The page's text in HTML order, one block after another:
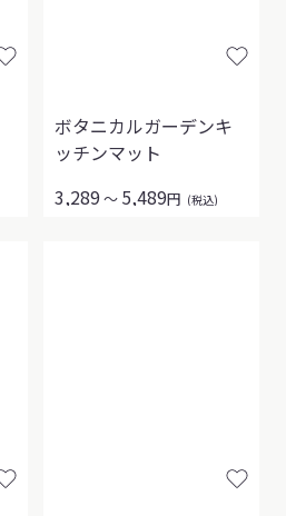
ボタニカルガーデンキ
ッチンマット
3,289～ 5,489円 (税込)